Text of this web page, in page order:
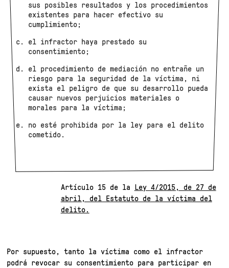
sus posibles resultados y los procedimientos
existentes para hacer efectivo su
cumplimiento;
el infractor haya prestado su
consentimiento;
el procedimiento de mediación no entrañe un
riesgo para la seguridad de la víctima, ni
exista el peligro de que su desarrollo pueda
causar nuevos perjuicios materiales o
morales para la víctima;
no esté prohibida por la ley para el delito
cometido.
Artículo 15 de la
Ley 4/2015, de 27 de
abril, del Estatuto de la víctima del
delito.
Por supuesto, tanto la víctima como el infractor
podrá revocar su consentimiento para participar en